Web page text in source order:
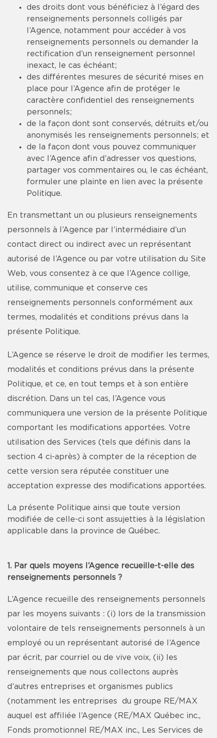
des droits dont vous bénéficiez à l’égard des
renseignements personnels colligés par
l’Agence, notamment pour accéder à vos
renseignements personnels ou demander la
rectification d’un renseignement personnel
inexact, le cas échéant;
des différentes mesures de sécurité mises en
place pour l’Agence afin de protéger le
caractère confidentiel des renseignements
personnels;
de la façon dont sont conservés, détruits et/ou
anonymisés les renseignements personnels; et
de la façon dont vous pouvez communiquer
avec l’Agence afin d’adresser vos questions,
partager vos commentaires ou, le cas échéant,
formuler une plainte en lien avec la présente
Politique.
En transmettant un ou plusieurs renseignements
personnels à l’Agence par l’intermédiaire d’un
contact direct ou indirect avec un représentant
autorisé de l’Agence ou par votre utilisation du Site
Web, vous consentez à ce que l’Agence collige,
utilise, communique et conserve ces
renseignements personnels conformément aux
termes, modalités et conditions prévus dans la
présente Politique.
L’Agence se réserve le droit de modifier les termes,
modalités et conditions prévus dans la présente
Politique, et ce, en tout temps et à son entière
discrétion. Dans un tel cas, l’Agence vous
communiquera une version de la présente Politique
comportant les modifications apportées. Votre
utilisation des Services (tels que définis dans la
section 4 ci-après) à compter de la réception de
cette version sera réputée constituer une
acceptation expresse des modifications apportées.
La présente Politique ainsi que toute version
modifiée de celle-ci sont assujetties à la législation
applicable dans la province de Québec.
1. Par quels moyens l’Agence recueille-t-elle des
renseignements personnels ?
L’Agence recueille des renseignements personnels
par les moyens suivants : (i) lors de la transmission
volontaire de tels renseignements personnels à un
employé ou un représentant autorisé de l’Agence
par écrit, par courriel ou de vive voix, (ii) les
renseignements que nous collectons auprès
d’autres entreprises et organismes publics
(notamment les entreprises du groupe RE/MAX
auquel est affiliée l’Agence (RE/MAX Québec inc.,
Fonds promotionnel RE/MAX inc., Les Services de